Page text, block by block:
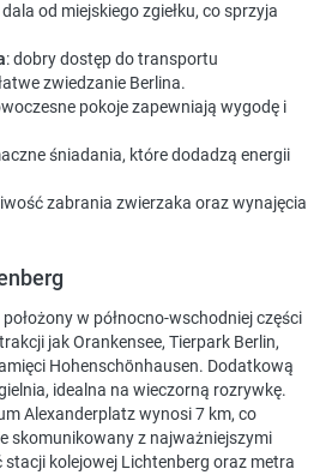
dala od miejskiego zgiełku, co sprzyja
: dobry dostęp do transportu
zwiedzanie Berlina.
pokoje zapewniają wygodę i
śniadania, które dodadzą energii
zabrania zwierzaka oraz wynajęcia
w północno-wschodniej części
jak Orankensee, Tierpark Berlin,
Hohenschönhausen. Dodatkową
idealna na wieczorną rozrywkę.
Alexanderplatz wynosi 7 km, co
skomunikowany z najważniejszymi
kolejowej Lichtenberg oraz metra